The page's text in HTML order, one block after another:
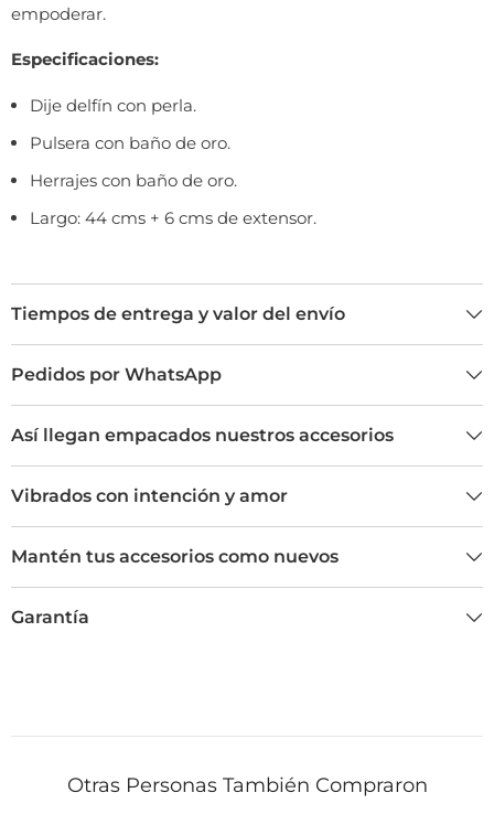
empoderar.
Especificaciones:
Dije delfín con perla.
Pulsera con baño de oro.
Herrajes con baño de oro.
Largo: 44 cms + 6 cms de extensor.
Tiempos de entrega y valor del envío
Pedidos por WhatsApp
Así llegan empacados nuestros accesorios
Vibrados con intención y amor
Mantén tus accesorios como nuevos
Garantía
Otras Personas También Compraron